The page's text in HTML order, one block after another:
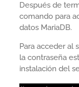
Después de
comando para
datos MariaDB.
Para acceder al
la contraseña
instalación del